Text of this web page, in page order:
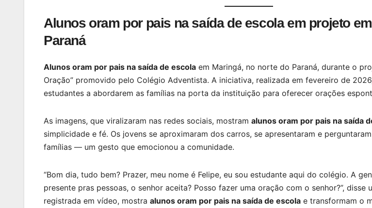
Alunos oram por pais na saída de escola em projeto
Paraná
Alunos oram por pais na saída de escola em Maringá, no norte do Paraná, durante o
Oração” promovido pelo Colégio Adventista. A iniciativa, realizada em fevereiro de
estudantes a abordarem as famílias na porta da instituição para oferecer orações
As imagens, que viralizaram nas redes sociais, mostram alunos oram por pais na saída
simplicidade e fé. Os jovens se aproximaram dos carros, se apresentaram e
famílias — um gesto que emocionou a comunidade.
“Bom dia, tudo bem? Prazer, meu nome é Felipe, eu sou estudante aqui do colégio. A
presente pras pessoas, o senhor aceita? Posso fazer uma oração com o senhor?”, disse
registrada em vídeo, mostra alunos oram por pais na saída de escola e transformam o